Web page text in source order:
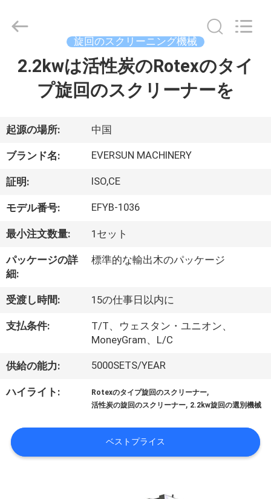
ロ
ダ
ク
ト
VR
シ
ョ
ー
私
つ
い
2020
Machinery
(Henan)
旋回のスクリーニング機械
2.2kwは活性炭のRotexのタイ
プ旋回のスクリーナーを
起源の場所: 中国
ブランド名: EVERSUN MACHINERY
証明: ISO,CE
モデル番号: EFYB-1036
最小注文数量: 1セット
パッケージの詳
細:
標準的な輸出木のパッケージ
受渡し時間: 15の仕事日以内に
支払条件:
T/T、ウェスタン・ユニオン、
MoneyGram、L/C
供給の能力: 5000SETS/YEAR
ハイライト: Rotexのタイプ旋回のスクリーナー,
活性炭の旋回のスクリーナー, 2.2kw旋回の選別機械
ベストプライス